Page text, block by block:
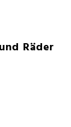
Räder